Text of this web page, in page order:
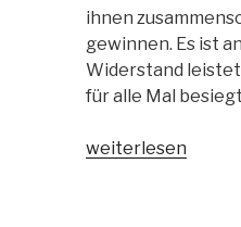
ihnen
gewinnen. Es ist
Widerstand
für alle Mal
„Lorien
weiterlesen